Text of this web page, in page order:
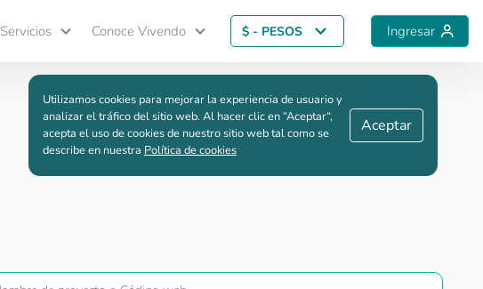
Servicios Conoce Vivendo $ - PESOS Ingresar
Utilizamos cookies para mejorar la experiencia de usuario y
analizar el tráfico del sitio web. Al hacer clic en “Aceptar“,
acepta el uso de cookies de nuestro sitio web tal como se
describe en nuestra Política de cookies
Aceptar
Guardar comparación